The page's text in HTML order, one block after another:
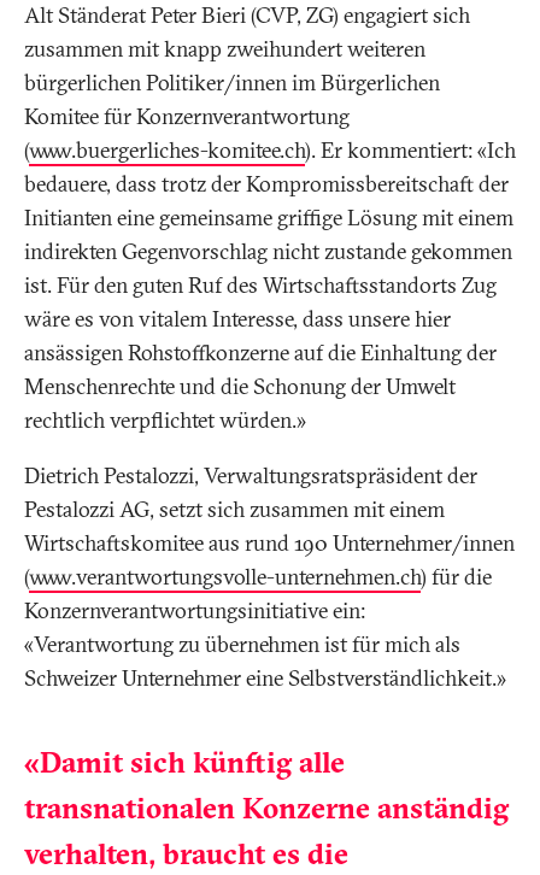
Alt Ständerat Peter Bieri (CVP, ZG) engagiert sich
zusammen mit knapp zweihundert weiteren
bürgerlichen Politiker/innen im Bürgerlichen
Komitee für Konzernverantwortung
(www.buergerliches-komitee.ch). Er kommentiert: «Ich
bedauere, dass trotz der Kompromissbereitschaft der
Initianten eine gemeinsame griffige Lösung mit einem
indirekten Gegenvorschlag nicht zustande gekommen
ist. Für den guten Ruf des Wirtschaftsstandorts Zug
wäre es von vitalem Interesse, dass unsere hier
ansässigen Rohstoffkonzerne auf die Einhaltung der
Menschenrechte und die Schonung der Umwelt
rechtlich verpflichtet würden.»
Dietrich Pestalozzi, Verwaltungsratspräsident der
Pestalozzi AG, setzt sich zusammen mit einem
Wirtschaftskomitee aus rund 190 Unternehmer/innen
(www.verantwortungsvolle-unternehmen.ch) für die
Konzernverantwortungsinitiative ein:
«Verantwortung zu übernehmen ist für mich als
Schweizer Unternehmer eine Selbstverständlichkeit.»
«Damit sich künftig alle
transnationalen Konzerne anständig
verhalten, braucht es die